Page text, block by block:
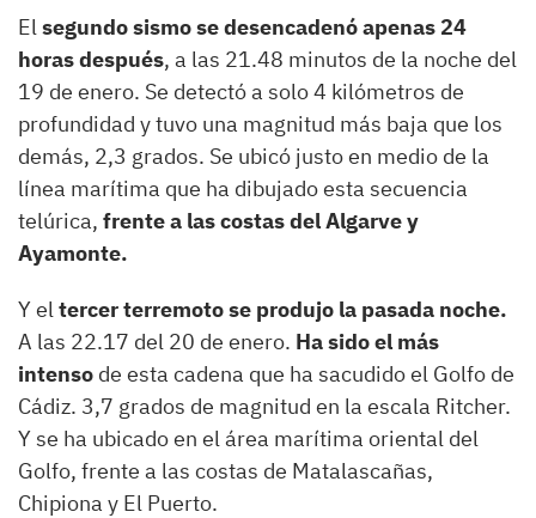
Elsegundo sismo se desencadenó apenas 24
horas después, a las 21.48 minutos de la noche del
19 de enero. Se detectó a solo 4 kilómetros de
profundidad y tuvo una magnitud más baja que los
demás, 2,3 grados. Se ubicó justo en medio de la
línea marítima que ha dibujado esta secuencia
telúrica, frente a las costas del Algarve y
Ayamonte.
Y eltercer terremoto se produjo la pasada noche.
A las 22.17 del 20 de enero. Ha sido el más
intenso de esta cadena que ha sacudido el Golfo de
Cádiz. 3,7 grados de magnitud en la escala Ritcher.
Y se ha ubicado en el área marítima oriental del
Golfo, frente a las costas de Matalascañas,
Chipiona y El Puerto.